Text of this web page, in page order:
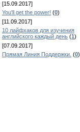
[15.09.2017]
You'll get the power! (0)
[11.09.2017]
10 лайфхаков для изучения
английского каждый день (1)
[07.09.2017]
Прямая Линия Поддержки. (0)